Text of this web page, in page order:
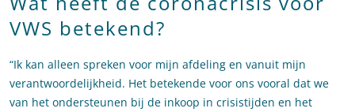
VWS betekend?
“Ik kan alleen spreken voor mijn afdeling en vanuit mijn
verantwoordelijkheid. Het betekende voor ons vooral dat we
van het ondersteunen bij de inkoop in crisistijden en het